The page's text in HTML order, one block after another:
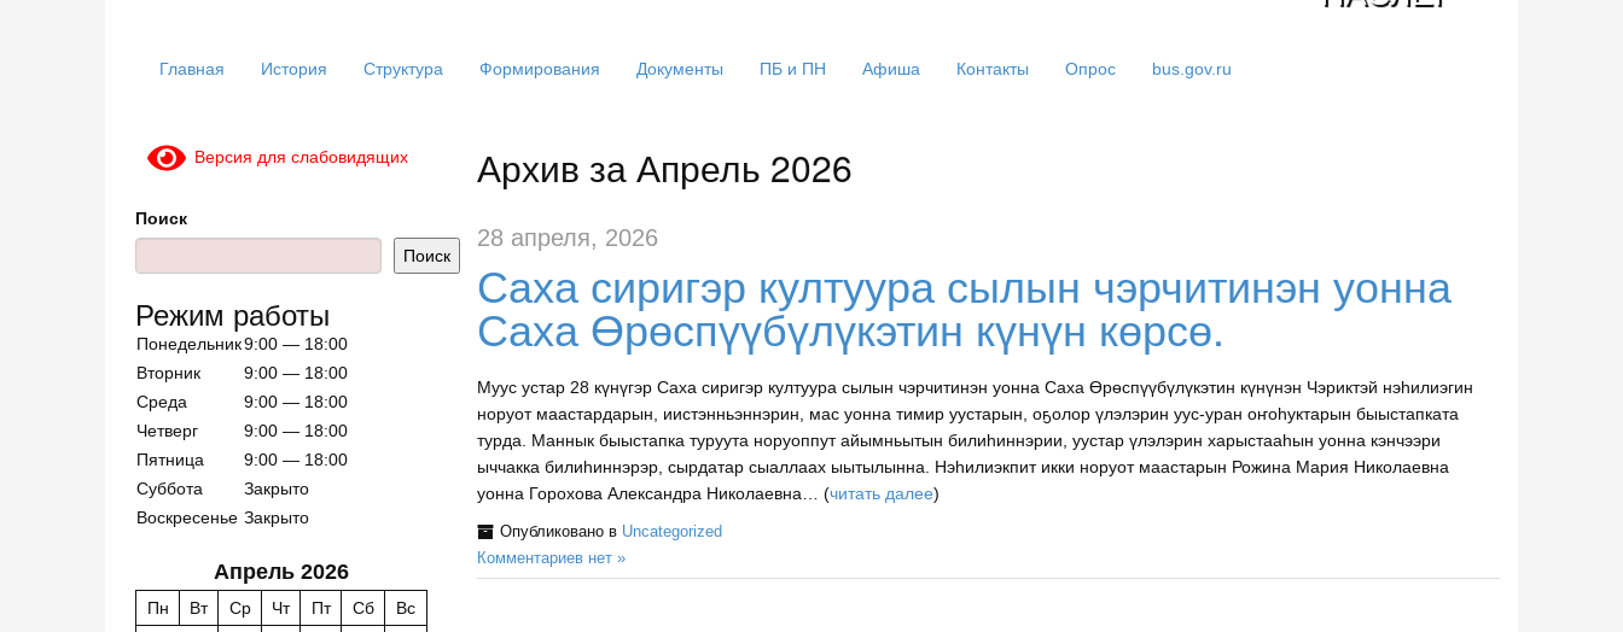
Главная История Структура Формирования Документы ПБ и ПН Афиша Контакты Опрос bus.gov.ru
Архив за Апрель 2026
28 апреля, 2026
Саха сиригэр култуура сылын чэрчитинэн уонна
Саха Өрөспүүбүлүкэтин күнүн көрсө.
Муус устар 28 күнүгэр Саха сиригэр култуура сылын чэрчитинэн уонна Саха Өрөспүүбүлүкэтин күнүнэн Чэриктэй нэһилиэгин
норуот маастардарын, иистэнньэннэрин, мас уонна тимир уустарын, оҕолор үлэлэрин уус-уран оҥоһуктарын быыстапката
турда. Маннык быыстапка туруута норуоппут айымньытын билиһиннэрии, уустар үлэлэрин харыстааһын уонна кэнчээри
ыччакка билиһиннэрэр, сырдатар сыаллаах ыытылынна. Нэһилиэкпит икки норуот маастарын Рожина Мария Николаевна
уонна Горохова Александра Николаевна… (читать далее)
Опубликовано в Uncategorized
Комментариев нет »
Версия для слабовидящих
Поиск
Поиск
Режим работы
Понедельник9:00 — 18:00
Вторник
9:00 — 18:00
Среда
9:00 — 18:00
Четверг
9:00 — 18:00
Пятница
9:00 — 18:00
Суббота
Закрыто
Воскресенье Закрыто
Апрель 2026
Пн Вт Ср Чт Пт Сб
Вс